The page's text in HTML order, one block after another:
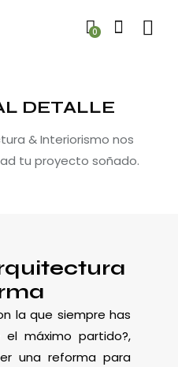
0
DETALLE
& Interiorismo nos
tu proyecto soñado.
la que siempre has
máximo partido?,
una reforma para